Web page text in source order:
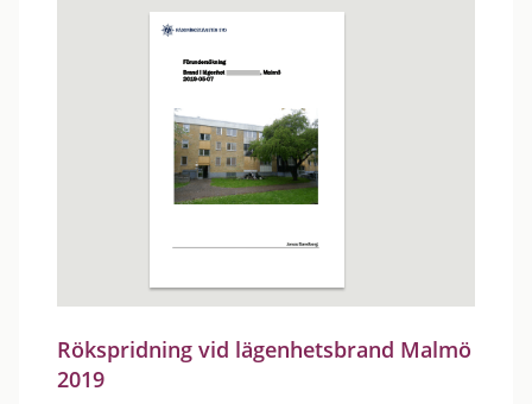
Rökspridning vid lägenhetsbrand Malmö
2019